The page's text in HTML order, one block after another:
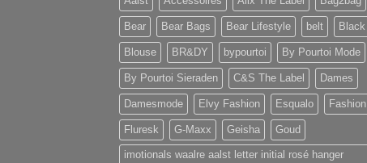
Bear Bear Bags Bear Lifestyle belt Black
Blouse BR&DY bypourtoi By Pourtoi Mode
By Pourtoi Sieraden C&S The Label Dames
Damesmode Elvy Fashion Esqualo Fashion
Fluresk G-Maxx Geisha Goud
imotionals waalre aalst letter initial rosé hanger